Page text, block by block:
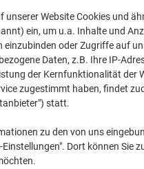
unserer Website Cookies und
ein, um u.a. Inhalte und
einzubinden oder Zugriffe auf
Daten, z.B. Ihre IP-
der Kernfunktionalität der
zugestimmt haben, findet
statt.
zu den von uns
Einstellungen". Dort können Sie